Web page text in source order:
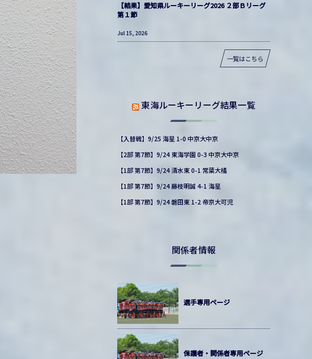
【結果】愛知県ルーキーリーグ2026 ２部Ｂリーグ
第１節
Jul 15, 2026
一覧はこちら
東海ルーキーリーグ結果一覧
【入替戦】9/25 海星 1-0 中京大中京
【2部 第7節】9/24 東海学園 0-3 中京大中京
【1部 第7節】9/24 清水東 0-1 常葉大橘
【1部 第7節】9/24 藤枝明誠 4-1 海星
【1部 第7節】9/24 磐田東 1-2 帝京大可児
関係者情報
選手専用ページ
保護者・関係者専用ページ